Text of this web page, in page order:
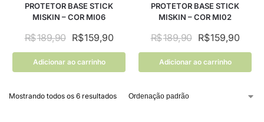
PROTETOR BASE STICK
MISKIN – COR MI06
R$189,90 R$159,90
Adicionar ao carrinho
PROTETOR BASE STICK
MISKIN – COR MI02
R$189,90 R$159,90
Adicionar ao carrinho
Mostrando todos os 6 resultados